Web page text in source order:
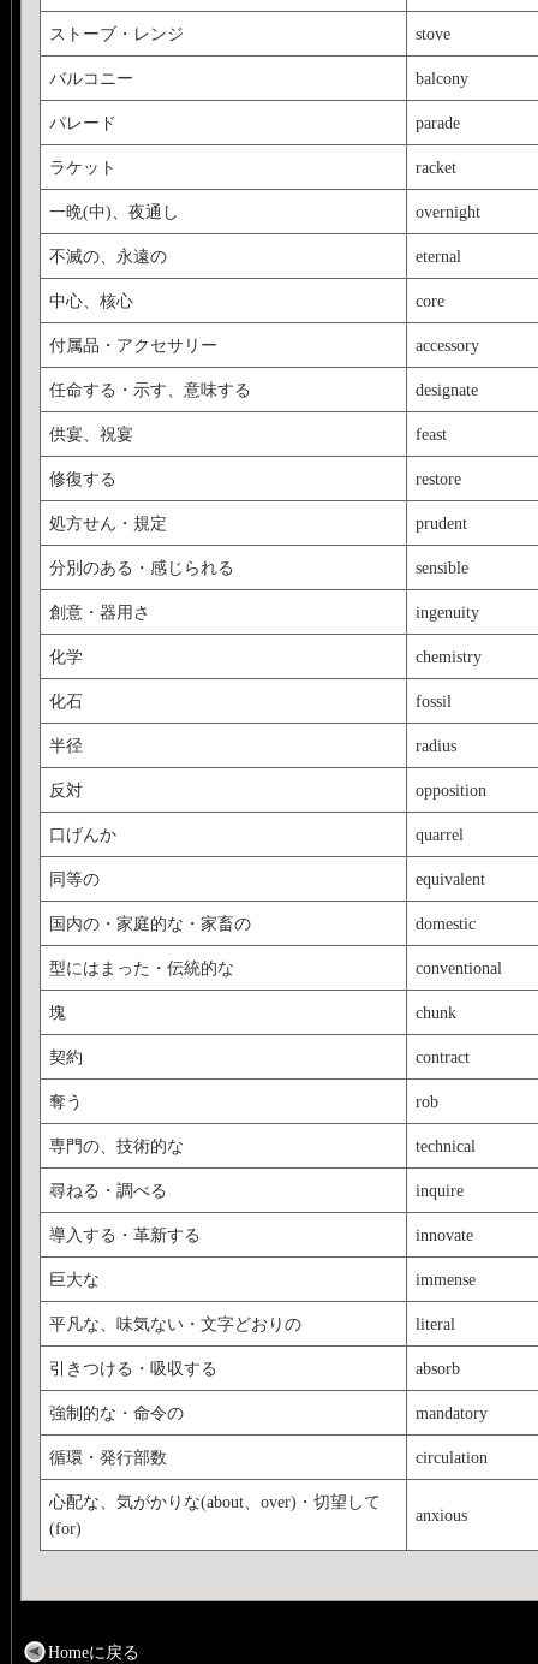
ストーブ・レンジ stove
バルコニー balcony
パレード parade
ラケット racket
一晩(中)、夜通し overnight
不滅の、永遠の eternal
中心、核心 core
付属品・アクセサリー accessory
任命する・示す、意味する designate
供宴、祝宴 feast
修復する restore
処方せん・規定 prudent
分別のある・感じられる sensible
創意・器用さ ingenuity
化学 chemistry
化石 fossil
半径 radius
反対 opposition
口げんか quarrel
同等の equivalent
国内の・家庭的な・家畜の domestic
型にはまった・伝統的な conventional
塊 chunk
契約 contract
奪う rob
専門の、技術的な technical
尋ねる・調べる inquire
導入する・革新する innovate
巨大な immense
平凡な、味気ない・文字どおりの literal
引きつける・吸収する absorb
強制的な・命令の mandatory
循環・発行部数 circulation
心配な、気がかりな(about、over)・切望して
(for)
anxious
Homeに戻る